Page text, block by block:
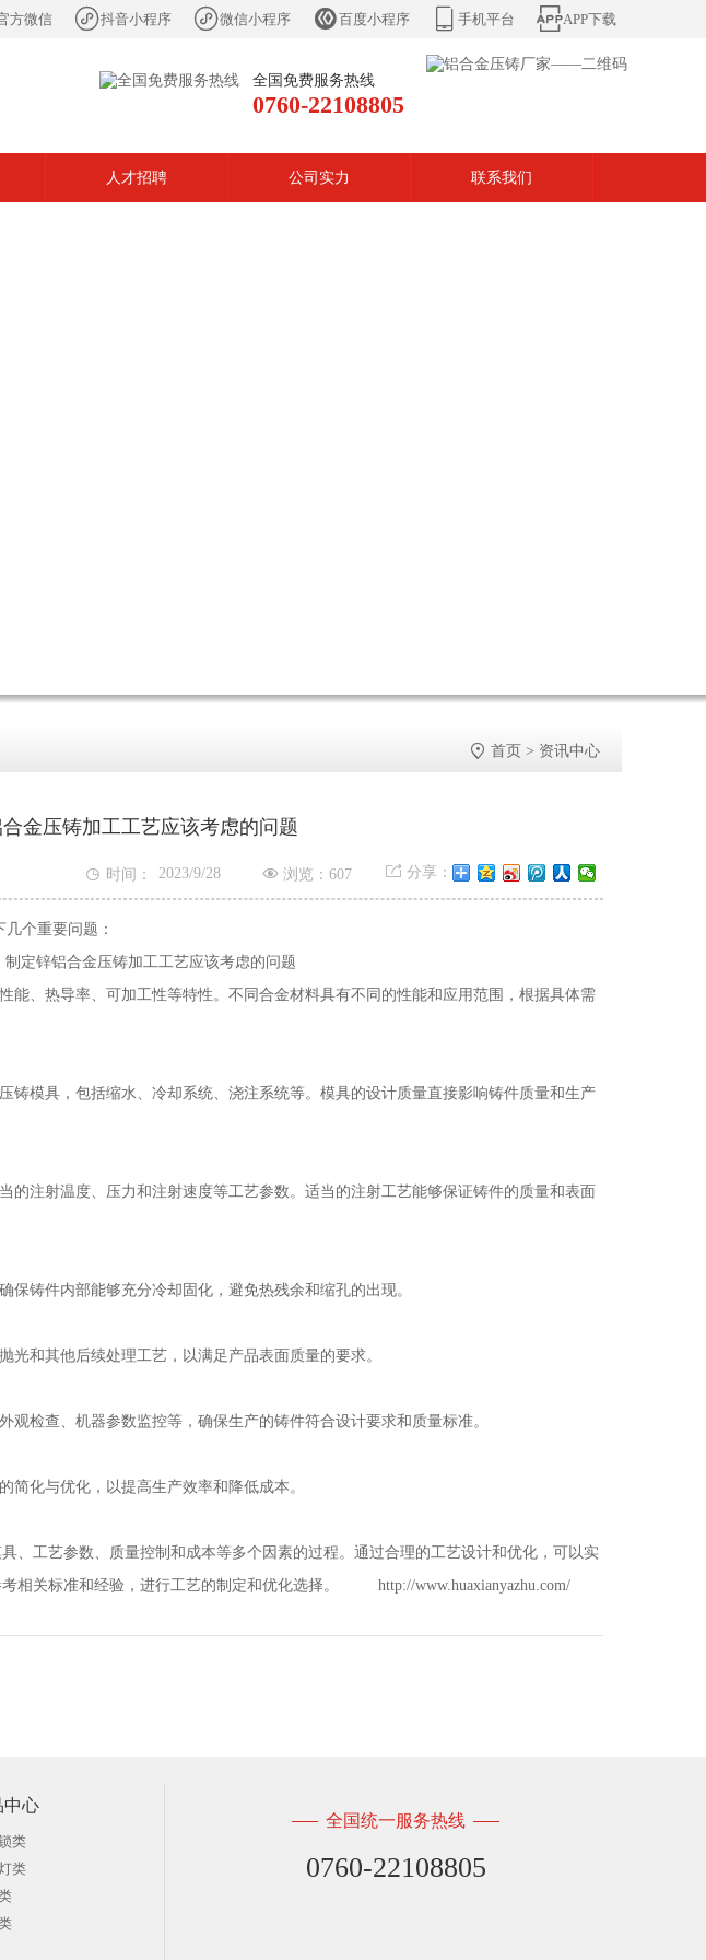
方微信 抖音小程序 微信小程序 百度小程序  手机平台 APP下载
全国免费服务热线
0760-22108805
人才招聘 公司实力 联系我们
 首页 > 资讯中心
金压铸加工工艺应该考虑的问题
 分享：
浏览：607
 时间：
2023/9/28
3:40:34
个重要问题：
能、热导率、可加工性等特性。不同合金材料具有不同的性能和应用范围，根据具体需
铸模具，包括缩水、冷却系统、浇注系统等。模具的设计质量直接影响铸件质量和生产
的注射温度、压力和注射速度等工艺参数。适当的注射工艺能够保证铸件的质量和表面
铸件内部能够充分冷却固化，避免热残余和缩孔的出现。
和其他后续处理工艺，以满足产品表面质量的要求。
检查、机器参数监控等，确保生产的铸件符合设计要求和质量标准。
简化与优化，以提高生产效率和降低成本。
、工艺参数、质量控制和成本等多个因素的过程。通过合理的工艺设计和优化，可以实
考相关标准和经验，进行工艺的制定和优化选择。 http://www.huaxianyazhu.com/
中心
类
类
全国统一服务热线
0760-22108805